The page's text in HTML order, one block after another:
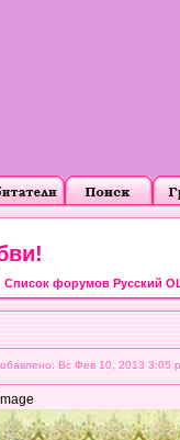
Список форумов Русский
Вс Фев 10, 2013 3:05